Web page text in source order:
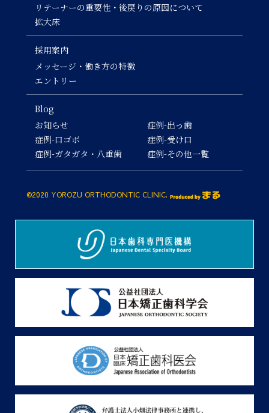
リテーナーの重要性・後戻りの原因について
拡大床
採用案内
メッセージ・働き方の特徴
エントリー
Blog
お知らせ
症例-口ゴボ
症例-ガタガタ・八重歯
症例-出っ歯
症例-受け口
症例-その他一覧
©2020 YOROZU ORTHODONTIC CLINIC.